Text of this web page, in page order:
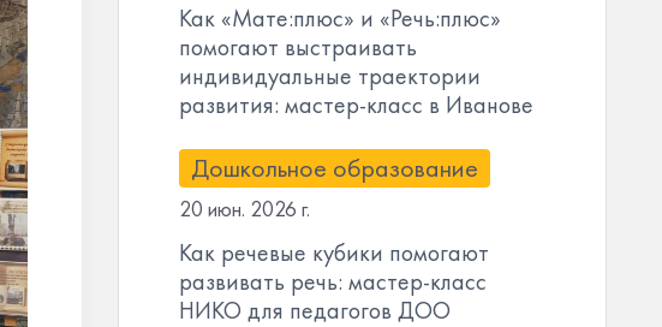
Как «Мате:плюс» и «Речь:плюс»
помогают выстраивать
индивидуальные траектории
развития: мастер-класс в Иванове
Дошкольное образование
20 июн. 2026 г.
Как речевые кубики помогают
развивать речь: мастер-класс
НИКО для педагогов ДОО